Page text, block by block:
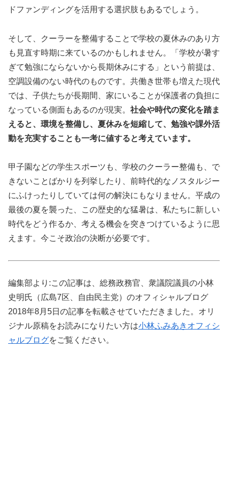
ドファンディングを活用する選択肢もあるでしょう。
そして、クーラーを整備することで学校の夏休みのあり方
も見直す時期に来ているのかもしれません。「学校が暑す
ぎて勉強にならないから長期休みにする」という前提は、
空調設備のない時代のものです。共働き世帯も増えた現代
では、子供たちが長期間、家にいることが保護者の負担に
なっている側面もあるのが現実。 社会や時代の変化を踏ま
えると、環境を整備し、夏休みを短縮して、勉強や課外活
動を充実することも一考に値すると考えています。
甲子園などの学生スポーツも、学校のクーラー整備も、で
きないことばかりを列挙したり、前時代的なノスタルジー
にふけったりしていては何の解決にもなりません。平成の
最後の夏を襲った、この歴史的な猛暑は、私たちに新しい
時代をどう作るか、考える機会を突きつけているように思
えます。今こそ政治の決断が必要です。
編集部より:この記事は、総務政務官、衆議院議員の小林
史明氏（広島7区、自由民主党）のオフィシャルブログ
2018年8月5日の記事を転載させていただきました。オリ
ジナル原稿をお読みになりたい方は小林ふみあきオフィシ
ャルブログをご覧ください。